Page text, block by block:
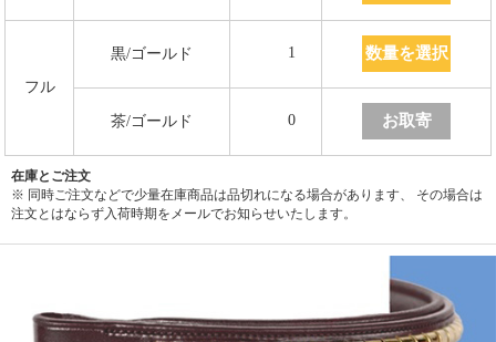
フル
黒/ゴールド 1 数量を選択
茶/ゴールド 0 お取寄
在庫とご注文
※ 同時ご注文などで少量在庫商品は品切れになる場合があります、 その場合は
注文とはならず入荷時期をメールでお知らせいたします。